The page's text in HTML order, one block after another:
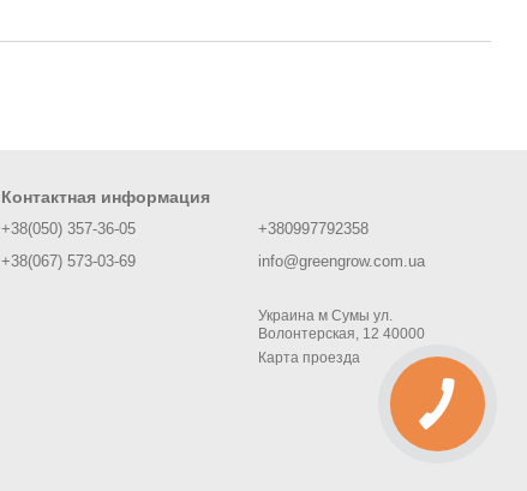
Контактная информация
+38(050) 357-36-05
+38(067) 573-03-69
+380997792358
info@greengrow.com.ua
Украина м Сумы ул.
Волонтерская, 12 40000
Карта проезда